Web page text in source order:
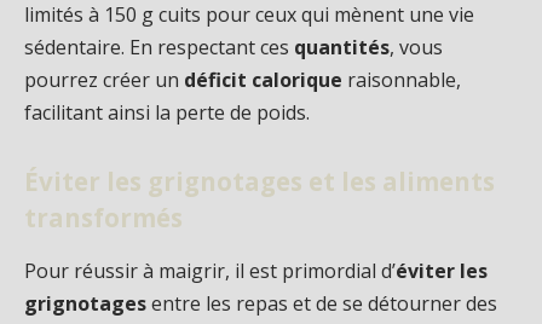
limités à 150 g cuits pour ceux qui mènent une vie
sédentaire. En respectant ces quantités, vous
pourrez créer un déficit calorique raisonnable,
facilitant ainsi la perte de poids.
Éviter les grignotages et les aliments
transformés
Pour réussir à maigrir, il est primordial d’éviter les
grignotagesentre les repas et de se détourner des